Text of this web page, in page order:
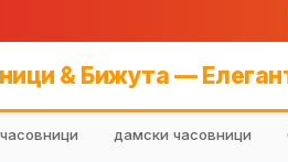
& Бижута —
дамски часовници